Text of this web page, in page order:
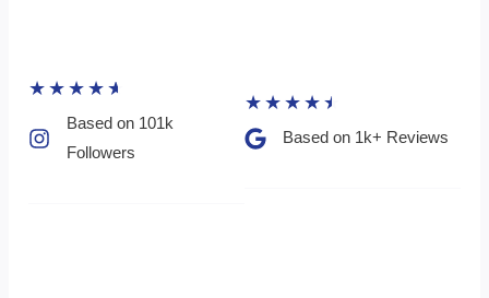
★ ★ ★ ★ ★
Based on 101k
Followers​
★ ★ ★ ★ ★
Based on 1k+ Reviews​